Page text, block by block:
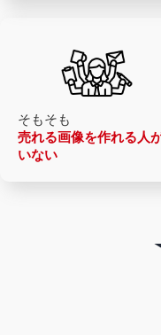
そもそも
売れる画像を作れる人
いない